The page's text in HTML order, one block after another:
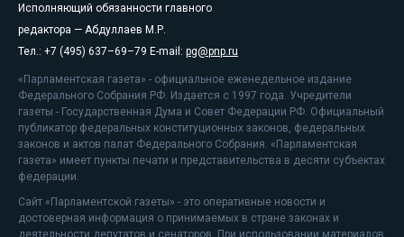
Исполняющий обязанности главного
редактора — Абдуллаев М.Р.
Тел.: +7 (495) 637–69–79 E-mail: pg@pnp.ru
«Парламентская газета» - официальное еженедельное издание
Федерального Собрания РФ. Издается с 1997 года. Учредители
газеты - Государственная Дума и Совет Федерации РФ. Официальный
публикатор федеральных конституционных законов, федеральных
законов и актов палат Федерального Собрания. «Парламентская
газета» имеет пункты печати и представительства в десяти субъектах
федерации.
Сайт «Парламентской газеты» - это оперативные новости и
достоверная информация о принимаемых в стране законах и
деятельности депутатов и сенаторов. При использовании материалов